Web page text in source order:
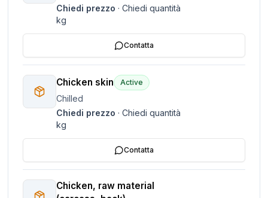
Chiedi prezzo ·Chiedi quantità
kg
Contatta
Chicken skin Active
Chilled
Chiedi prezzo ·Chiedi quantità
kg
Contatta
Chicken, raw material